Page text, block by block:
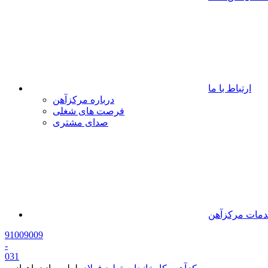
ارتباط با ما
درباره مرکزآهن
فرصت های شغلی
صدای مشتری
مرکزآهن
91009009
-
031